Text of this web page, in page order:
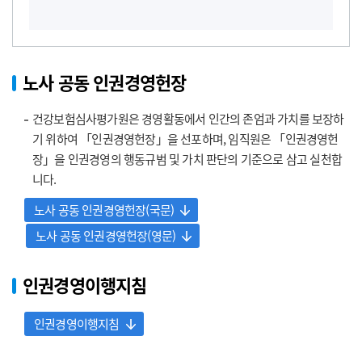
노사 공동 인권경영헌장
건강보험심사평가원은 경영활동에서 인간의 존엄과 가치를 보장하
기 위하여 「인권경영헌장」을 선포하며, 임직원은 「인권경영헌
장」을 인권경영의 행동규범 및 가치 판단의 기준으로 삼고 실천합
니다.
노사 공동 인권경영헌장(국문)
노사 공동 인권경영헌장(영문)
인권경영이행지침
인권경영이행지침